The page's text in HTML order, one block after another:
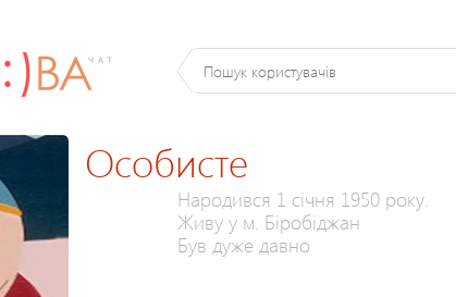
Особисте
Народився 1 січня 1950 року.
Живу у м. Біробіджан
Був дуже давно